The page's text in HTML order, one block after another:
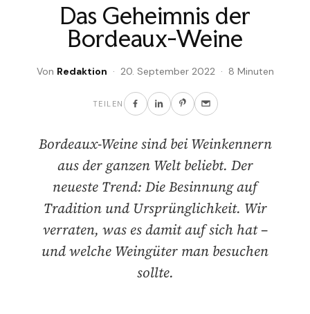
Das Geheimnis der
Bordeaux-Weine
Von Redaktion · 20. September 2022 · 8 Minuten
TEILEN
Bordeaux-Weine sind bei Weinkennern
aus der ganzen Welt beliebt. Der
neueste Trend: Die Besinnung auf
Tradition und Ursprünglichkeit. Wir
verraten, was es damit auf sich hat –
und welche Weingüter man besuchen
sollte.